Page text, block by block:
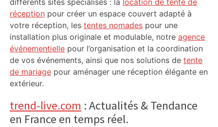
différents sites spécialisés : la location de tente de
réception pour créer un espace couvert adapté à
votre réception, les tentes nomades pour une
installation plus originale et modulable, notre agence
événementielle pour l’organisation et la coordination
de vos événements, ainsi que nos solutions de tente
de mariage pour aménager une réception élégante en
extérieur.
trend-live.com : Actualités & Tendance
en France en temps réel.